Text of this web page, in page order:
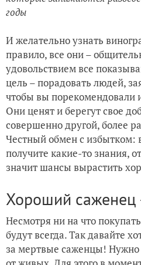
годы
И желательно узнать
правило, все они –
удовольствием все
цель – порадовать людей,
чтобы вы порекомендовали
Они ценят и берегут свое
совершенно другой, более
Честный обмен с избытком:
получите какие-то знания,
значит шансы вырастить
Хороший саженец
Несмотря ни на что
будут всегда. Так давайте
за мертвые саженцы! Нужно